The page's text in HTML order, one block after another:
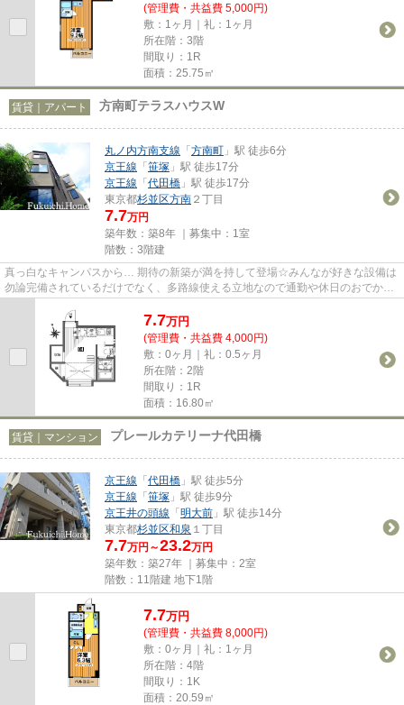
(管理費・共益費 5,000円)
敷：1ヶ月｜礼：1ヶ月
所在階：3階
間取り：1R
面積：25.75㎡
賃貸｜アパート 方南町テラスハウスW
丸ノ内方南支線 「方南町 」駅 徒歩6分
京王線 「笹塚 」駅 徒歩17分
京王線 「代田橋 」駅 徒歩17分
東京都杉並区方南 ２丁目
7.7万円
築年数：築8年 ｜募集中： 1室
階数：3階建
真っ白なキャンパスから… 期待の新築が満を持して登場☆みんなが好きな設備は
勿論完備されているだけでなく、多路線使える立地なので通勤や休日のおでかけ
も楽ちんです(^_-)-☆
7.7万円
(管理費・共益費 4,000円)
敷：0ヶ月｜礼：0.5ヶ月
所在階：2階
間取り：1R
面積：16.80㎡
賃貸｜マンション プレールカテリーナ代田橋
京王線 「代田橋 」駅 徒歩5分
京王線 「笹塚 」駅 徒歩9分
京王井の頭線 「明大前 」駅 徒歩14分
東京都杉並区和泉 １丁目
7.7万円～23.2万円
築年数：築27年 ｜募集中： 2室
階数：11階建 地下1階
7.7万円
(管理費・共益費 8,000円)
敷：0ヶ月｜礼：1ヶ月
所在階：4階
間取り：1K
面積：20.59㎡